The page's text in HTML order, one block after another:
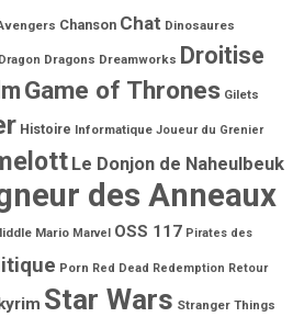
Chanson Chat Dinosaures
Dragon Dragons Dreamworks Droitise
Game of Thrones Gilets
Histoire Informatique Joueur du Grenier
Le Donjon de Naheulbeuk
des Anneaux
Mario Marvel OSS 117 Pirates des
Porn Red Dead Redemption Retour
Star Wars Stranger Things